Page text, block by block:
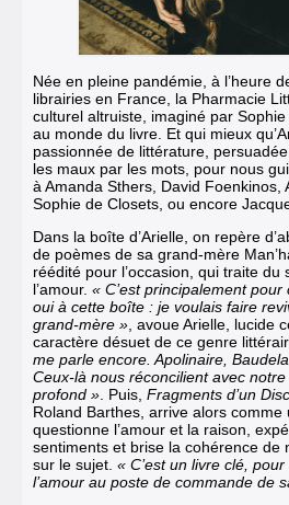
Née en pleine pandémie, à l’heure
librairies en France, la Pharmacie
culturel altruiste, imaginé par
au monde du livre. Et qui mieux
passionnée de littérature,
les maux par les mots, pour nous
à Amanda Sthers, David Foenkinos,
Sophie de Closets, ou encore
Dans la boîte d’Arielle, on repère
de poèmes de sa grand-mère
réédité pour l’occasion, qui traite
l’amour. « C’est principalement pour
oui à cette boîte : je voulais faire
grand-mère », avoue Arielle, lucide
caractère désuet de ce genre
me parle encore. Apolinaire,
Ceux-là nous réconcilient avec
profond ». Puis, Fragments d’un
Roland Barthes, arrive alors comme
questionne l’amour et la raison,
sentiments et brise la cohérence de
sur le sujet. « C’est un livre clé,
l’amour au poste de commande de